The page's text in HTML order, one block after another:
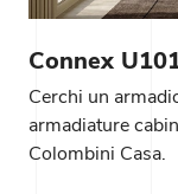
Connex
Cerchi un
armadiature
Colombini Casa.